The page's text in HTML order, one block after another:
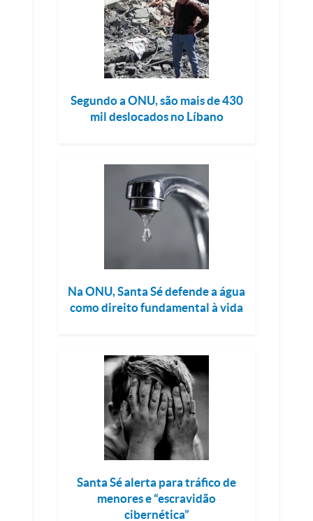
Segundo a ONU, são mais de 430
mil deslocados no Líbano
Na ONU, Santa Sé defende a água
como direito fundamental à vida
Santa Sé alerta para tráfico de
menores e “escravidão
cibernética”